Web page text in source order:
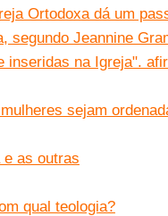
Ortodoxa dá um
segundo Jeannine
inseridas na Igreja".
sejam
as outras
qual teologia?